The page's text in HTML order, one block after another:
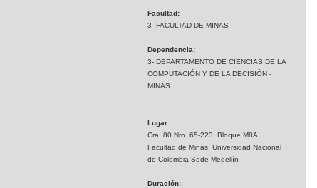
Facultad:
3- FACULTAD DE MINAS
Dependencia:
3- DEPARTAMENTO DE CIENCIAS DE LA
COMPUTACIÓN Y DE LA DECISIÓN -
MINAS
Lugar:
Cra. 80 Nro. 65-223, Bloque M8A,
Facultad de Minas, Universidad Nacional
de Colombia Sede Medellín
Duración: